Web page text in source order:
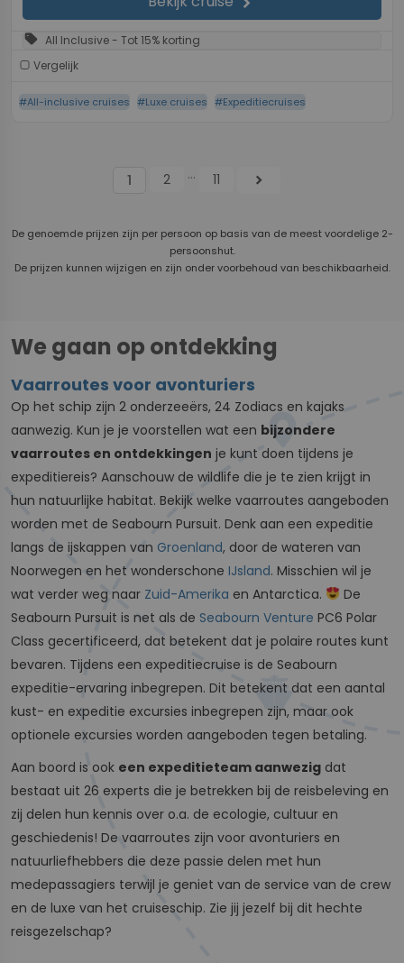
sell All Inclusive - Tot 15% korting
Vergelijk
#All-inclusive cruises #Luxe cruises #Expeditiecruises
1 2 ... 11 chevron_right
De genoemde prijzen zijn per persoon op basis van de meest voordelige 2-
persoonshut.
De prijzen kunnen wijzigen en zijn onder voorbehoud van beschikbaarheid.
We gaan op ontdekking
Vaarroutes voor avonturiers
Op het schip zijn 2 onderzeeërs, 24 Zodiacs en kajaks
aanwezig. Kun je je voorstellen wat een bijzondere
vaarroutes en ontdekkingen je kunt doen tijdens je
expeditiereis? Aanschouw de wildlife die je te zien krijgt in
hun natuurlijke habitat. Bekijk welke vaarroutes aangeboden
worden met de Seabourn Pursuit. Denk aan een expeditie
langs de ijskappen van Groenland, door de wateren van
Noorwegen en het wonderschone IJsland. Misschien wil je
wat verder weg naar Zuid-Amerika en Antarctica.
De
Seabourn Pursuit is net als de Seabourn Venture PC6 Polar
Class gecertificeerd, dat betekent dat je polaire routes kunt
bevaren. Tijdens een expeditiecruise is de Seabourn
expeditie-ervaring inbegrepen. Dit betekent dat een aantal
kust- en expeditie excursies inbegrepen zijn, maar ook
optionele excursies worden aangeboden tegen betaling.
Aan boord is ook een expeditieteam aanwezig dat
bestaat uit 26 experts die je betrekken bij de reisbeleving en
zij delen hun kennis over o.a. de ecologie, cultuur en
geschiedenis! De vaarroutes zijn voor avonturiers en
natuurliefhebbers die deze passie delen met hun
medepassagiers terwijl je geniet van de service van de crew
en de luxe van het cruiseschip. Zie jij jezelf bij dit hechte
reisgezelschap?